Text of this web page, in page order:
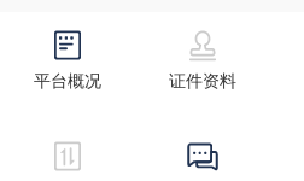
平台概况 证件资料